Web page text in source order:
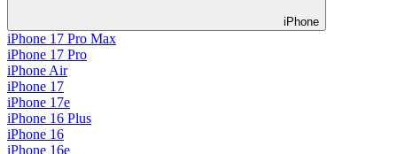
iPhone
iPhone 17 Pro Max
iPhone 17 Pro
iPhone Air
iPhone 17
iPhone 17e
iPhone 16 Plus
iPhone 16
iPhone 16e